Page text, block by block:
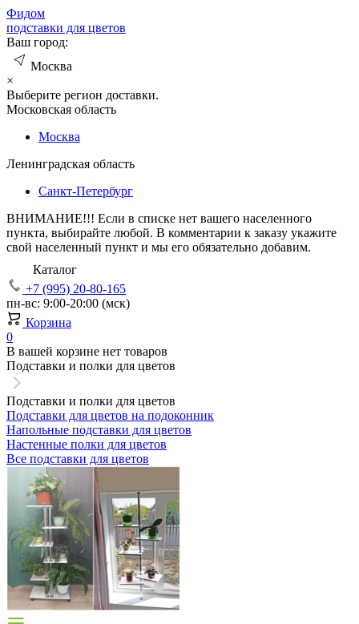
Фидом
подставки для цветов
Ваш город:
Москва
×
Выберите регион доставки.
Московская область
Москва
Ленинградская область
Санкт-Петербург
ВНИМАНИЕ!!! Если в списке нет вашего населенного
пункта, выбирайте любой. В комментарии к заказу укажите
свой населенный пункт и мы его обязательно добавим.
Каталог
+7 (995) 20-80-165
пн-вс: 9:00-20:00 (мск)
Корзина
0
В вашей корзине нет товаров
Подставки и полки для цветов
Подставки и полки для цветов
Подставки для цветов на подоконник
Напольные подставки для цветов
Настенные полки для цветов
Все подставки для цветов